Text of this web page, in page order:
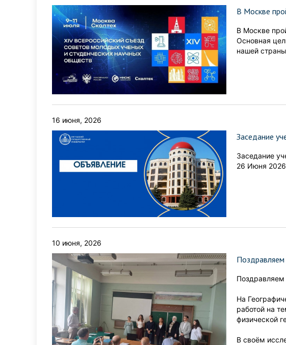
В Москве
В Москве
Основная
нашей
16 июня, 2026
Заседание
Заседание
26 Июня 2026
10 июня, 2026
Поздравляем
Поздравляем
На
работой на
физической
В своём